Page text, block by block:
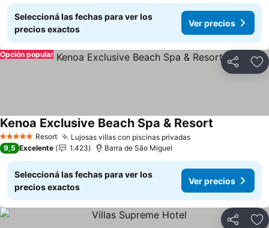
Seleccioná las fechas para ver los
precios exactos
Ver precios
Compartir
Opción popular
5 Estrellas Resort Lujosas villas con piscinas privadasVer precios
Kenoa Exclusive Beach Spa & Resort
9,5 Excelente 1.423 Barra de São Miguel
Seleccioná las fechas para ver los
precios exactos
Ver precios
Compartir